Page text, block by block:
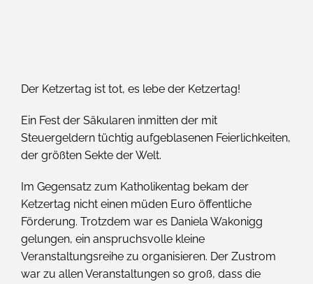
Der Ketzertag ist tot, es lebe der Ketzertag!
Ein Fest der Säkularen inmitten der mit
Steuergeldern tüchtig aufgeblasenen Feierlichkeiten,
der größten Sekte der Welt.
Im Gegensatz zum Katholikentag bekam der
Ketzertag nicht einen müden Euro öffentliche
Förderung. Trotzdem war es Daniela Wakonigg
gelungen, ein anspruchsvolle kleine
Veranstaltungsreihe zu organisieren. Der Zustrom
war zu allen Veranstaltungen so groß, dass die